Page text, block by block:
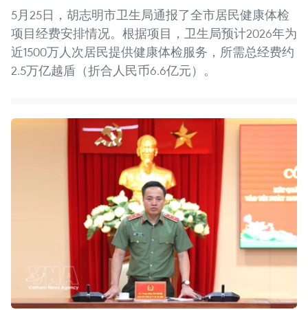
5月25日，胡志明市卫生局通报了全市居民健康体检
项目经费安排情况。根据项目，卫生局预计2026年为
近1500万人次居民提供健康体检服务，所需总经费约
2.5万亿越盾（折合人民币6.6亿元）。